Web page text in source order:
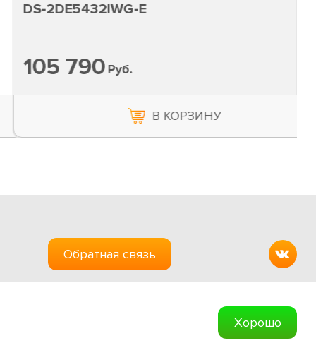
DS-2DE5432IWG-E
105 790Руб.
В КОРЗИНУ
Обратная связь
Хорошо